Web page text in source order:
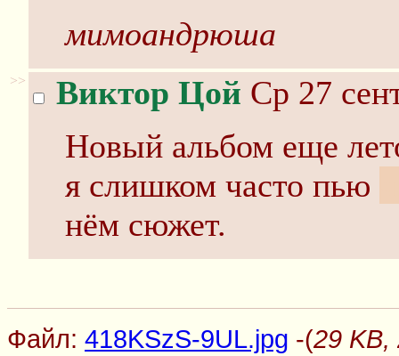
мимоандрюша
>> Виктор Цой Ср 27
Новый альбом еще
я слишком часто пью
нём сюжет.
Файл: 418KSzS-9UL.jpg -(29 KB,